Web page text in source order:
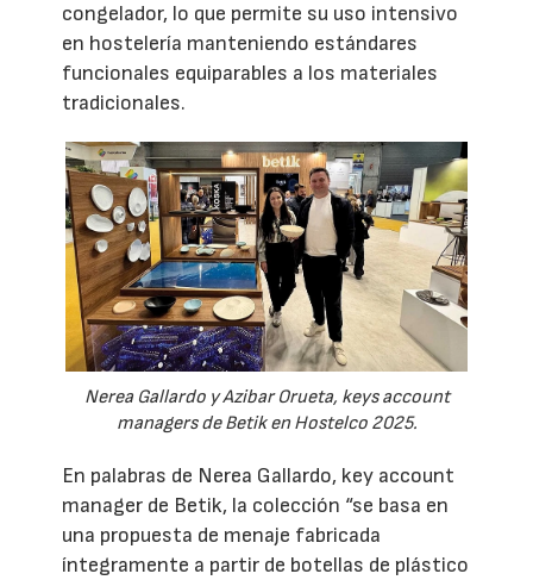
congelador, lo que permite su uso intensivo
en hostelería manteniendo estándares
funcionales equiparables a los materiales
tradicionales.
Nerea Gallardo y Azibar Orueta, keys account
managers de Betik en Hostelco 2025.
En palabras de Nerea Gallardo, key account
manager de Betik, la colección “se basa en
una propuesta de menaje fabricada
íntegramente a partir de botellas de plástico